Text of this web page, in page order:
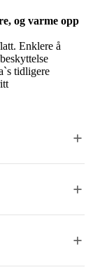
og varme opp
Enklere å
tidligere